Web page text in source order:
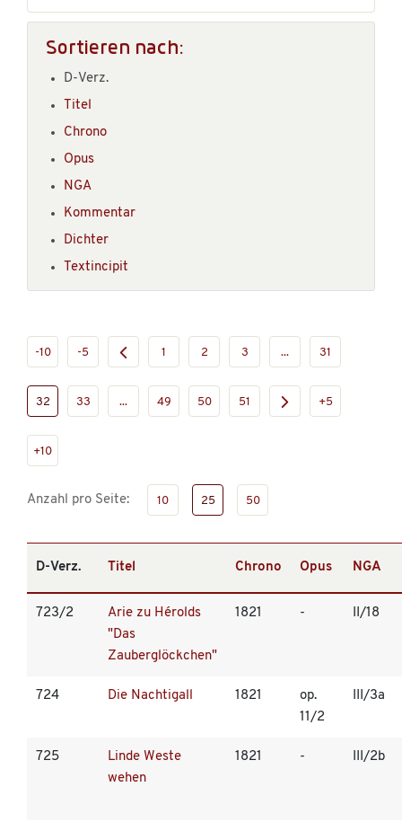
Sortieren nach:
D-Verz.
Titel
Chrono
Opus
NGA
Kommentar
Dichter
Textincipit
-10 -5 1 2 3 ... 31
32 33 ... 49 50 51 +5
+10
Anzahl pro Seite: 10 25 50
D-Verz. Titel Chrono Opus NGA
723/2
Arie zu Hérolds
"Das
Zauberglöckchen"
1821 - II/18
724 Die Nachtigall 1821
op.
11/2
III/3a
725
Linde Weste
wehen
1821 - III/2b